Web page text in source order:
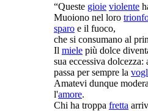
“Queste gioie violente
Muoiono nel loro
sparo e il fuoco,
che si consumano al
Il miele più dolce
sua eccessiva
passa per sempre la
Amatevi dunque
l'amore.
Chi ha troppa fretta